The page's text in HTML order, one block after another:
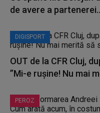
de avere a
DIGISPORT
OUT de la CFR Cluj,
”Mi-e rușine! Nu mai
PEROZ